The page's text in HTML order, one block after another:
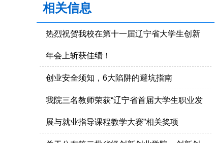
相关信息
热烈祝贺我校在第十一届辽宁省大学生创新
年会上斩获佳绩！
创业安全须知，6大陷阱的避坑指南
我院三名教师荣获“辽宁省首届大学生职业发
展与就业指导课程教学大赛”相关奖项